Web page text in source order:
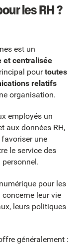
les RH ?
est un
et centralisée
pourtoutes
relatifs
organisation.
employés un
aux données RH,
une
le service des
pour les
leur vie
leurs politiques
généralement :